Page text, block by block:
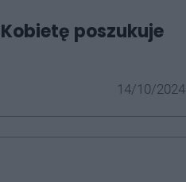
poszukuje
14/10/2024